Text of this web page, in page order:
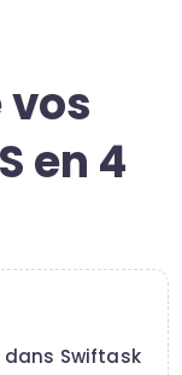
vos
en 4
dans Swiftask